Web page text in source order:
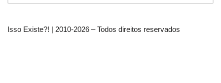
Isso Existe?! | 2010-2026 – Todos direitos reservados